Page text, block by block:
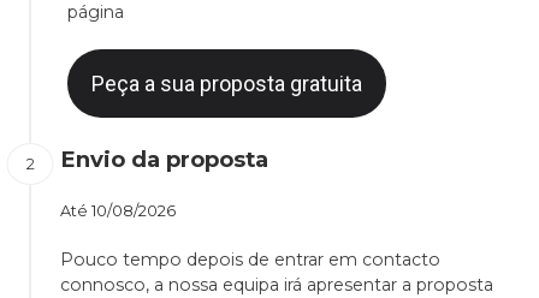
página
Peça a sua proposta gratuita
Envio da proposta
Até 10/08/2026
Pouco tempo depois de entrar em contacto
connosco, a nossa equipa irá apresentar a proposta